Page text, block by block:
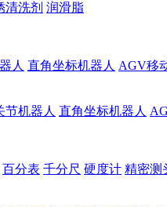
清洗剂 润滑脂
人 直角坐标机器人 AGV移
节机器人 直角坐标机器人
百分表 千分尺 硬度计 精密测